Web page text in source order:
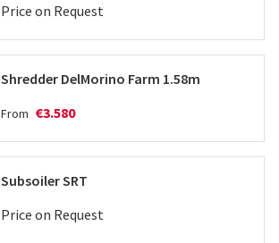
Price on Request
Shredder DelMorino Farm 1.58m
From €3.580
Subsoiler SRT
Price on Request